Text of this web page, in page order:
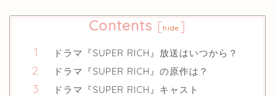
Contents [hide ]
ドラマ『SUPER RICH』放送はいつから？
ドラマ『SUPER RICH』の原作は？
ドラマ『SUPER RICH』キャスト